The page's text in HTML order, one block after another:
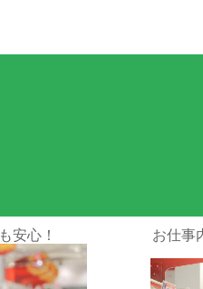
てくれま